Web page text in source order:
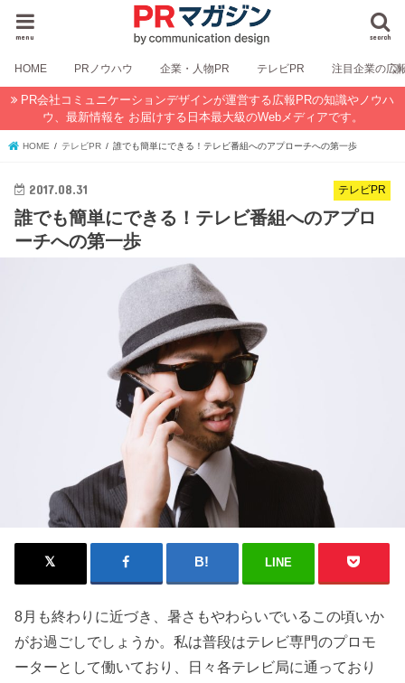
search
menu
HOME PRノウハウ 企業・人物PR テレビPR 注目企業の広
PR会社コミュニケーションデザインが運営する広報PRの知識やノウハ
ウ、最新情報を お届けする日本最大級のWebメディアです。
HOME テレビPR 誰でも簡単にできる！テレビ番組へのアプローチへの第一歩
テレビPR
2017.08.31
誰でも簡単にできる！テレビ番組へのアプロ
ーチへの第一歩
LINE
8月も終わりに近づき、暑さもやわらいでいるこの頃いか
がお過ごしでしょうか。私は普段はテレビ専門のプロモ
ーターとして働いており、日々各テレビ局に通っており